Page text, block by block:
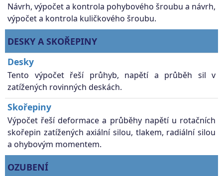
Návrh, výpočet a kontrola pohybového šroubu a návrh,
výpočet a kontrola kuličkového šroubu.
DESKY A SKOŘEPINY
Desky
Tento výpočet řeší průhyb, napětí a průběh sil v
zatížených rovinných deskách.
Skořepiny
Výpočet řeší deformace a průběhy napětí u rotačních
skořepin zatížených axiální silou, tlakem, radiální silou
a ohybovým momentem.
OZUBENÍ